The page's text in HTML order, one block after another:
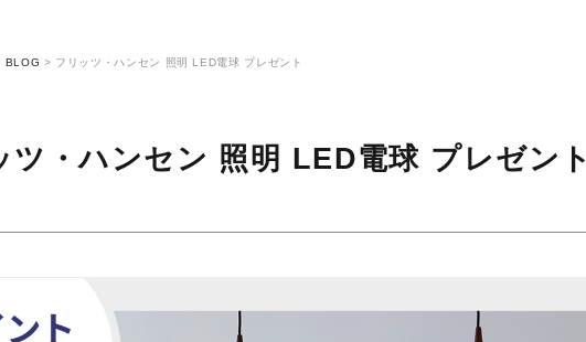
BLOG > フリッツ・ハンセン 照明 LED電球 プレゼント
ツ・ハンセン 照明 LED電球 プレゼント